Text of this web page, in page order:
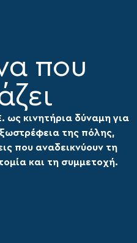
που
ως κινητήρια δύναμη για
της πόλης,
που αναδεικνύουν τη
και τη συμμετοχή.